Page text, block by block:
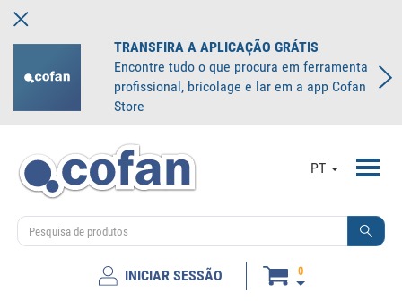
TRANSFIRA A APLICAÇÃO GRÁTIS
Encontre tudo o que procura em ferramenta
profissional, bricolage e lar em a app Cofan
Store
PT
INICIAR SESSÃO 0